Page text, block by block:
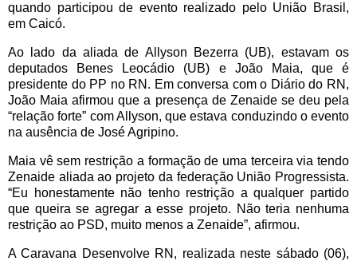
quando participou de evento realizado pelo União Brasil,
em Caicó.
Ao lado da aliada de Allyson Bezerra (UB), estavam os
deputados Benes Leocádio (UB) e João Maia, que é
presidente do PP no RN. Em conversa com o Diário do RN,
João Maia afirmou que a presença de Zenaide se deu pela
“relação forte” com Allyson, que estava conduzindo o evento
na ausência de José Agripino.
Maia vê sem restrição a formação de uma terceira via tendo
Zenaide aliada ao projeto da federação União Progressista.
“Eu honestamente não tenho restrição a qualquer partido
que queira se agregar a esse projeto. Não teria nenhuma
restrição ao PSD, muito menos a Zenaide”, afirmou.
A Caravana Desenvolve RN, realizada neste sábado (06),